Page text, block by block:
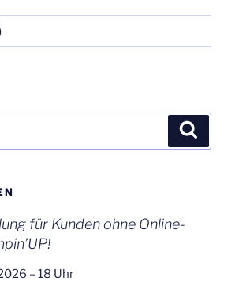
für Kunden ohne Online-
– 18 Uhr